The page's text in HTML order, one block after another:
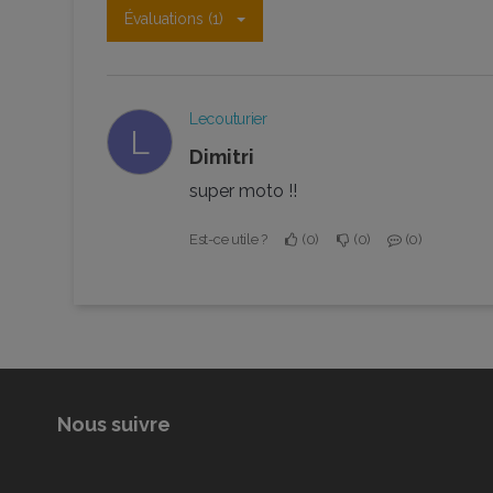
Évaluations (1)
L
Lecouturier
Dimitri
super moto !!
Est-ce utile ? 0 0 0
Nous suivre